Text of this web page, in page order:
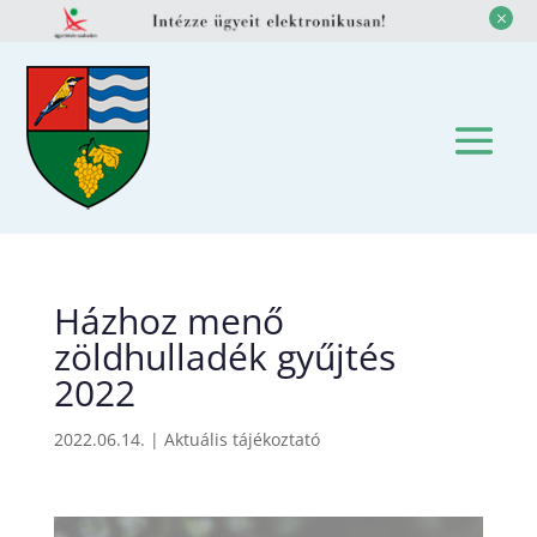
M
Házhoz menő
zöldhulladék gyűjtés
2022
2022.06.14. | Aktuális tájékoztató